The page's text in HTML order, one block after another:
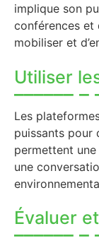
implique son
conférences et
mobiliser et
Utiliser
Les
puissants pour
permettent
une
Évaluer